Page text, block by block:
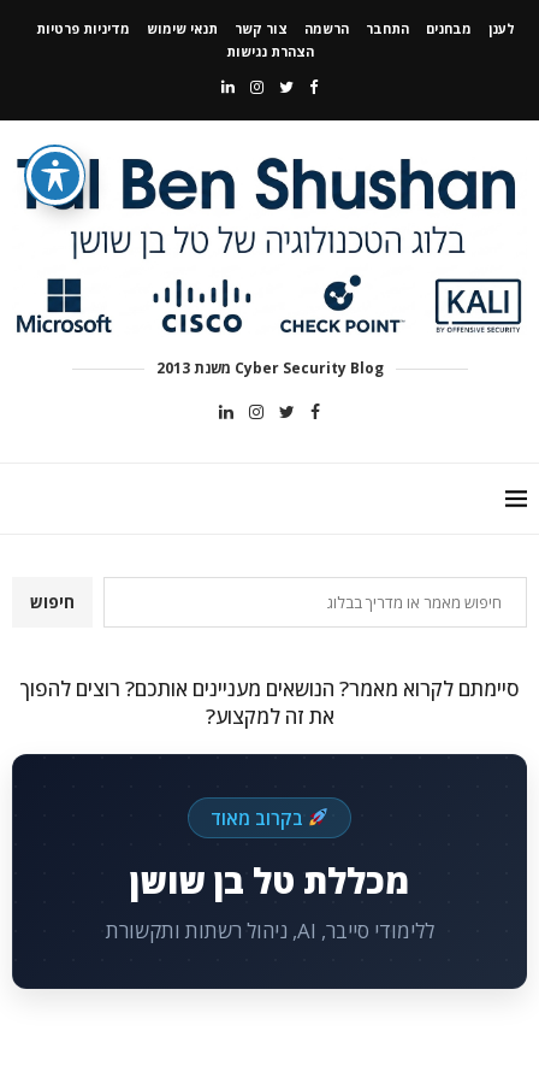
לענן מבחנים התחבר הרשמה צור קשר תנאי שימוש
מדיניות פרטיות
הצהרת נגישות
Cyber Security Blog משנת 2013
חיפוש
סיימתם לקרוא מאמר? הנושאים מעניינים אותכם? רוצים להפוך
את זה למקצוע?
בקרוב מאוד
מכללת טל בן שושן
ללימודי סייבר, AI, ניהול רשתות ותקשורת